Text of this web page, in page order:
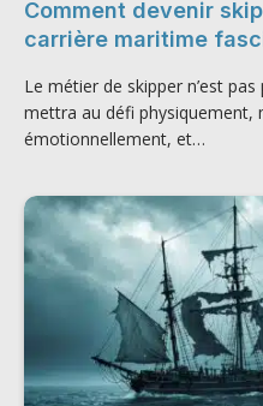
Comment devenir
carrière maritime
Le métier de skipper n’est
mettra au défi physiquement,
émotionnellement, et…